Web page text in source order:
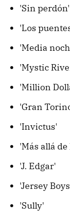
'Sin perdón'
'Los
'Media
'Mystic
'Million
'Gran
'Invictus'
'Más allá
'J. Edgar'
'Jersey
'Sully'